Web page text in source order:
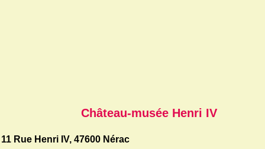
Château-musée Henri IV
11 Rue Henri IV, 47600 Nérac